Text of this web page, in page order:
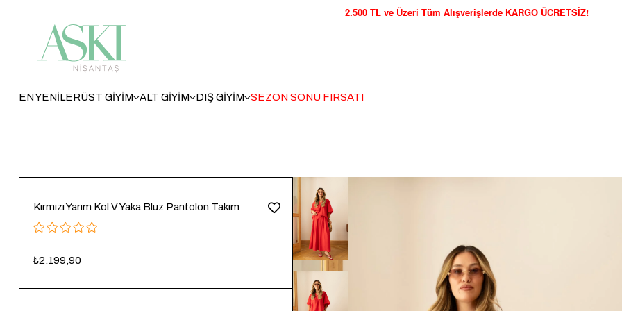
2.500 TL ve Üzeri Tüm Alışverişlerde KARGO ÜCRETSİZ!
EN YENİLERÜST GİYİM ALT GİYİM DIŞ GİYİM SEZON SONU FIRSATI
Kırmızı Yarım Kol V Yaka Bluz Pantolon Takım
₺2.199,90